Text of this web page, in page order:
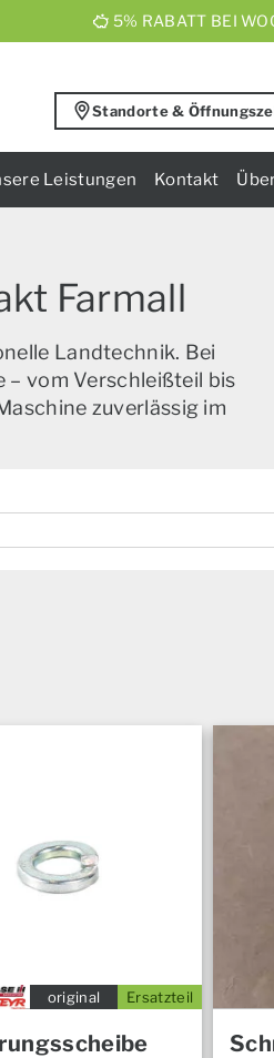
5% RABATT BEI
Standorte &
Leistungen Kontakt
Farmall
Landtechnik. Bei
– vom Verschleißteil bis
zuverlässig im
Ersatzteil
original